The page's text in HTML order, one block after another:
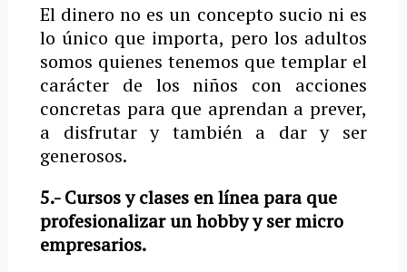
El dinero no es un concepto sucio ni es
lo único que importa, pero los adultos
somos quienes tenemos que templar el
carácter de los niños con acciones
concretas para que aprendan a prever,
a disfrutar y también a dar y ser
generosos.
5.- Cursos y clases en línea para que
profesionalizar un hobby y ser micro
empresarios.